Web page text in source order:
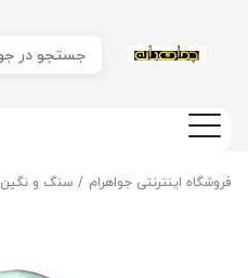
فروشگاه اینترنتی جواهرام سنگ و نگین